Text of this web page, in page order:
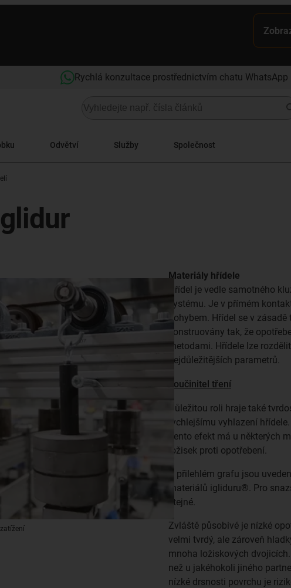
Rychlá konzultace prostřednictvím chatu WhatsApp
Odvětví Služby Společnost
Materiály hřídele
Hřídel je vedle samotného
systému. Je v přímém
pohybem. Hřídel se v
konstruovány tak, že
metodami. Hřídele lze
nejdůležitějších parametrů.
součinitel tření
Důležitou roli hraje také
rychlejšímu vyhlazení
Tento efekt má u některých
ložisek proti opotřebení.
V přilehlém grafu jsou
materiálů igliduru®. Pro
stejné.
Zvláště působivé je nízké
velmi tvrdý, ale zároveň
mnoha ložiskových
než u jakéhokoli jiného
nízké drsnosti povrchu je